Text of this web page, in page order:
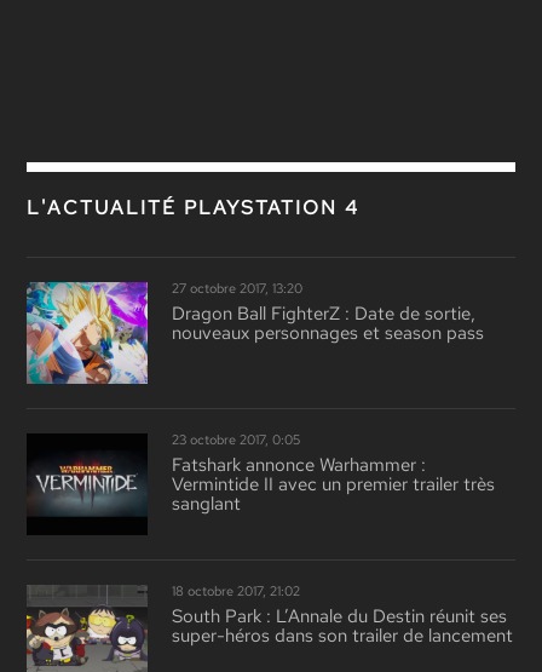
L'ACTUALITÉ PLAYSTATION 4
27 octobre 2017, 13:20
Dragon Ball FighterZ : Date de sortie,
nouveaux personnages et season pass
23 octobre 2017, 0:05
Fatshark annonce Warhammer :
Vermintide II avec un premier trailer très
sanglant
18 octobre 2017, 21:02
South Park : L’Annale du Destin réunit ses
super-héros dans son trailer de lancement